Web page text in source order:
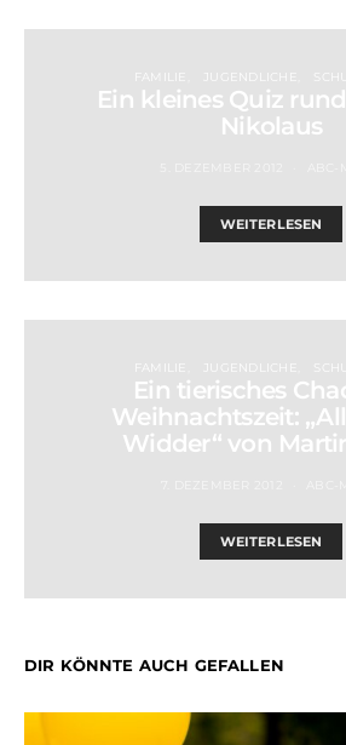
FAMILIE JUGENDLICHE
Ein kleines Quiz
Nikolaus
WEITERLESEN
FAMILIE JUGENDLICHE
Ein tierisches
Weihnachtszeit:
Widder“ von
WEITERLESEN
DIR KÖNNTE AUCH GEFALLEN